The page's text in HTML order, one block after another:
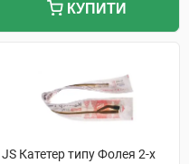
КУПИТИ
JS Катетер типу Фолея 2-х